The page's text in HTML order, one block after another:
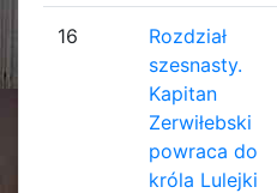
16
Rozdział
szesnasty.
Kapitan
Zerwiłebski
powraca do
króla Lulejki